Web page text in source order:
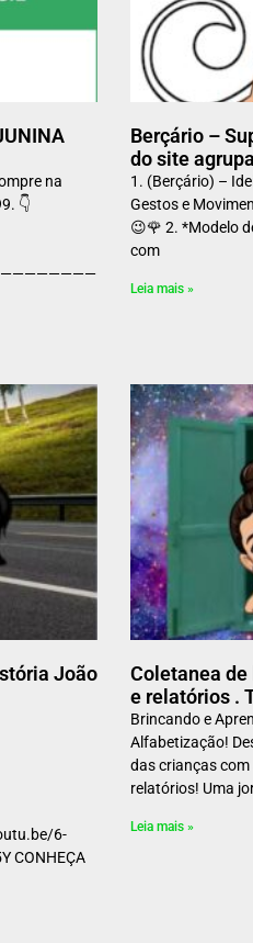
na
👇
Berçário –
do site
1. (Berçário) –
Gestos e
😉🌹 2. *Modelo
com
Leia mais »
João
6-
CONHEÇA
Coletanea
e relatórios .
Brincando e
Alfabetização!
das crianças
relatórios! Uma
Leia mais »